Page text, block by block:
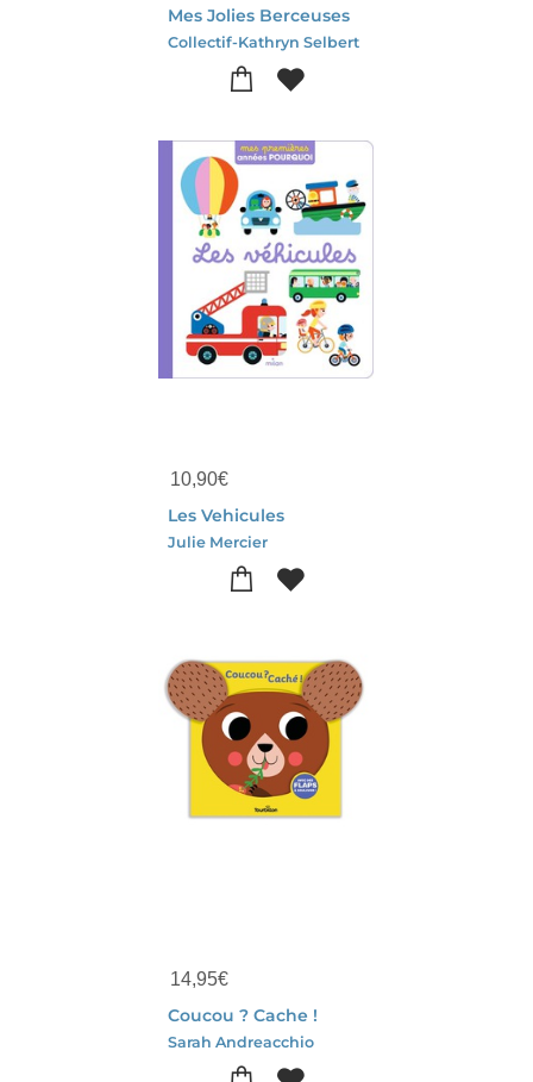
Mes Jolies Berceuses
Collectif-Kathryn Selbert
10,90€
Les Vehicules
Julie Mercier
14,95€
Coucou ? Cache !
Sarah Andreacchio